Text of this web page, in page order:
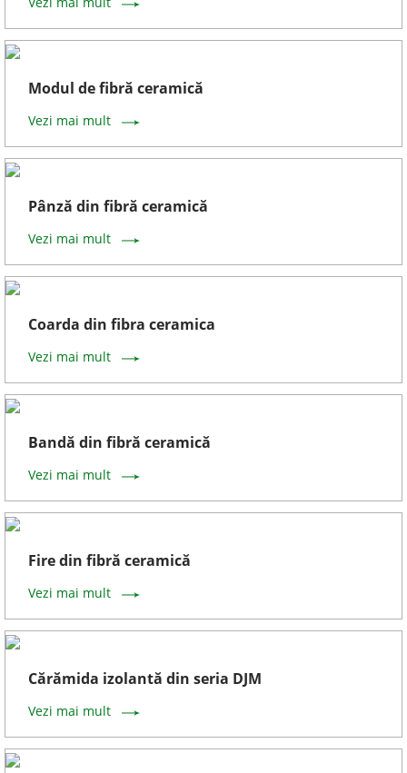
Modul de fibră ceramică
Vezi mai mult
Pânză din fibră ceramică
Vezi mai mult
Coarda din fibra ceramica
Vezi mai mult
Bandă din fibră ceramică
Vezi mai mult
Fire din fibră ceramică
Vezi mai mult
Cărămida izolantă din seria DJM
Vezi mai mult